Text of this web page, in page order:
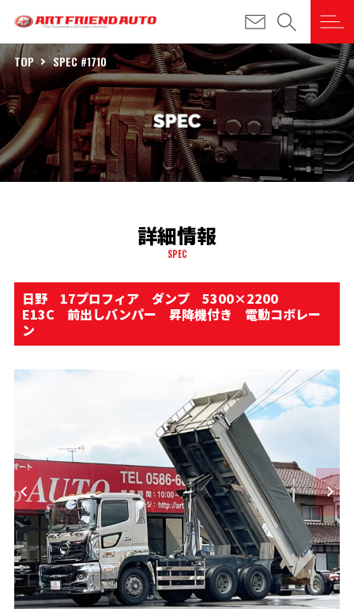
TOP SPEC #1710
詳細情報
SPEC
日野 17プロフィア ダンプ 5300×2200
E13C 前出しバンパー 昇降機付き 電動コボレー
ン